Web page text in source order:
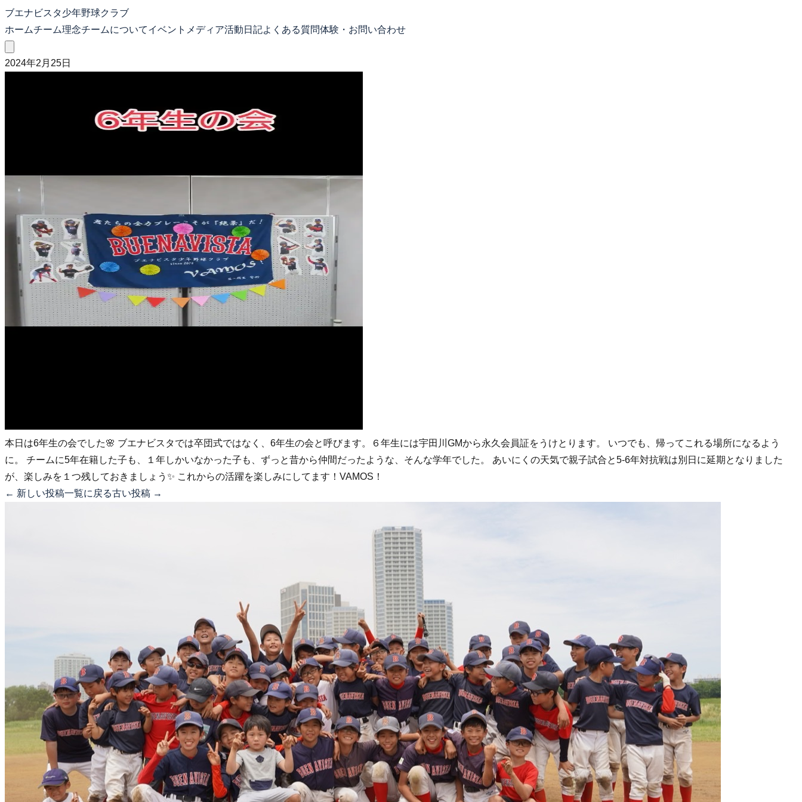
ブエナビスタ少年野球クラブ
ホームチーム理念チームについてイベント メディア活動日記よくある質問体験・お問い合わせ
2024年2月25日
本日は6年生の会でした🌸 ブエナビスタでは卒団式ではなく、6年生の会と呼びます。６年生には宇田川GMから永久会員証をうけとります。 いつでも、帰ってこれる場所になるよう
に。 チームに5年在籍した子も、１年しかいなかった子も、ずっと昔から仲間だったような、そんな学年でした。 あいにくの天気で親子試合と5-6年対抗戦は別日に延期となりました
が、楽しみを１つ残しておきましょう✨ これからの活躍を楽しみにしてます！VAMOS！
← 新しい投稿一覧に戻る古い投稿 →